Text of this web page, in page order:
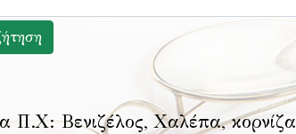
Π.Χ: Βενιζέλος, Χαλέπα, κορνίζα